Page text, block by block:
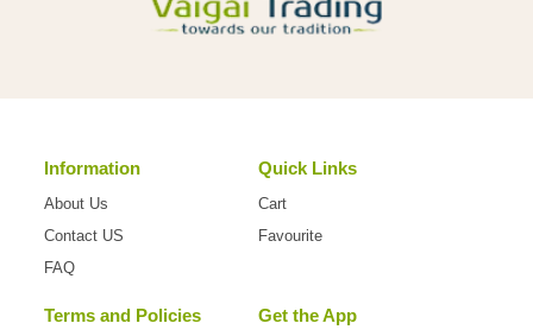
Information
About Us
Contact US
FAQ
Quick Links
Cart
Favourite
Terms and Policies Get the App